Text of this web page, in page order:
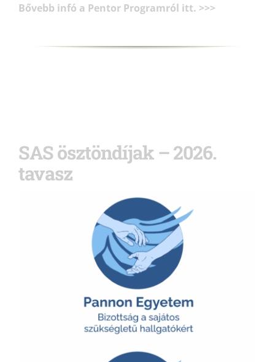
Bővebb infó a Pentor Programról itt. >>>
SAS ösztöndíjak – 2026.
tavasz